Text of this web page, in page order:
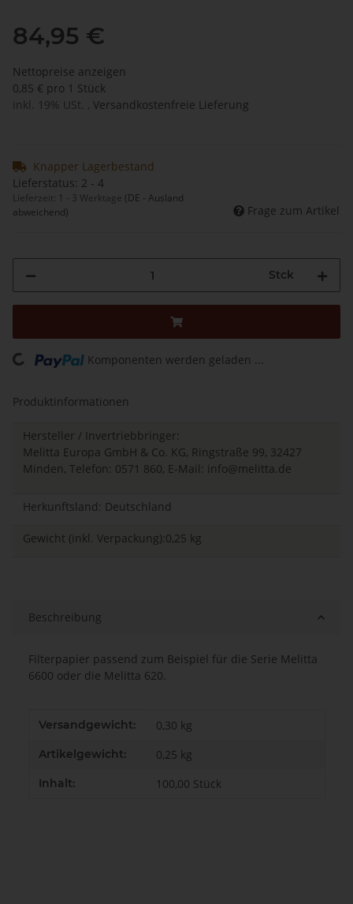
84,95 €
Nettopreise anzeigen
0,85 € pro 1 Stück
inkl. 19% USt. , Versandkostenfreie Lieferung
Knapper Lagerbestand
Lieferstatus: 2 - 4
Lieferzeit: 1 - 3 Werktage (DE - Ausland
abweichend)
Frage zum Artikel
Stck
Komponenten werden geladen ...
Produktinformationen
Hersteller / Invertriebbringer:
Melitta Europa GmbH & Co. KG, Ringstraße 99, 32427
Minden, Telefon: 0571 860, E-Mail: info@melitta.de
Herkunftsland: Deutschland
Gewicht (inkl. Verpackung):0,25 kg
Beschreibung
Filterpapier passend zum Beispiel für die Serie Melitta
6600 oder die Melitta 620.
Produkteigenschaft
Wert
Versandgewicht: 0,30 kg
Artikelgewicht: 0,25 kg
Inhalt: 100,00 Stück